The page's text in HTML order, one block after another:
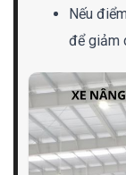
Nếu
để giảm